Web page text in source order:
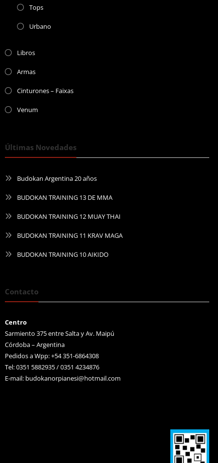
Tops
Urbano
Libros
Armas
Cinturones – Faixas
Venum
Últimas Novedades
Budokan Argentina 20 años
BUDOKAN TRAINING 13 DE MMA
BUDOKAN TRAINING 12 MUAY THAI
BUDOKAN TRAINING 11 KRAV MAGA
BUDOKAN TRAINING 10 AIKIDO
Contacto
Centro
Sarmiento 375 entre Salta y Av. Maipú
Córdoba – Argentina
Pedidos a Wpp: +54 351-6864308
Tel: 0351 5882935 / 0351 4234876
E-mail: budokanorpianesi@hotmail.com